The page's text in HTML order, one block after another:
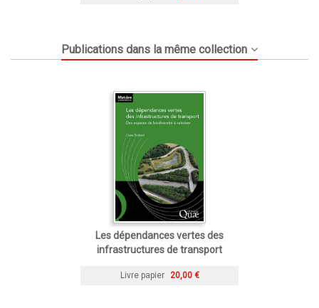
Publications dans la même collection
Les dépendances vertes des
infrastructures de transport
Livre papier 20,00 €